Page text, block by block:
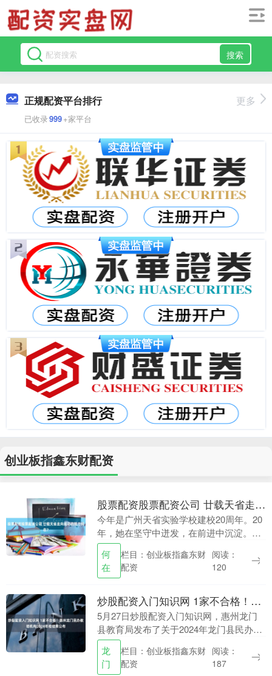
搜索
正规配资平台排行
已收录999+家平台
更多
创业板指鑫东财配资
股票配资股票配资公司 廿载天省走向成功的努力何在？
今年是广州天省实验学校建校20周年。20
年，她在坚守中迸发，在前进中沉淀。近
日，南都记者专访了广州天省实验学校理
事长、华南理工大学政策研究院在岗教
授、享受国务院....
何
在
栏目：创业板指鑫东财
配资
阅读：
120
炒股配资入门知识网 1家不合格！惠州龙门民办教培机构2024年检结果公布
5月27日炒股配资入门知识网，惠州龙门
县教育局发布了关于2024年龙门县民办非
学历教育培训机构年检结果的通报。通报
显示，在此次检查的龙门29家民办非学历
教育培训....
龙
门
栏目：创业板指鑫东财
配资
阅读：
187